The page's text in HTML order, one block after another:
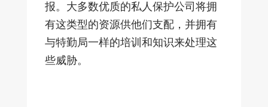
报。大多数优质的私人保护公司将拥
有这类型的资源供他们支配，并拥有
与特勤局一样的培训和知识来处理这
些威胁。